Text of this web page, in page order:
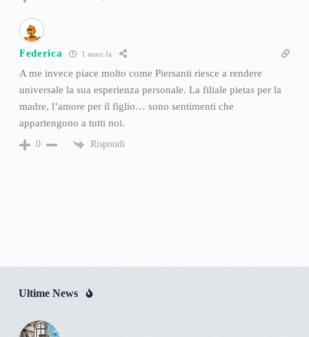
Federica 1 anno fa
A me invece piace molto come Piersanti riesce a rendere
universale la sua esperienza personale. La filiale pietas per la
madre, l’amore per il figlio… sono sentimenti che
appartengono a tutti noi.
0 Rispondi
Ultime News